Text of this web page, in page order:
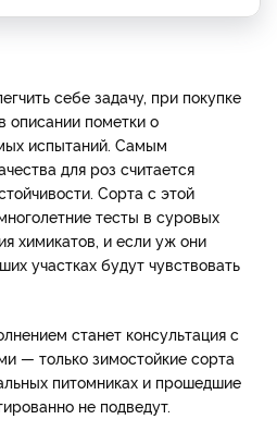
себе задачу, при покупке
описании пометки о
испытаний. Самым
для роз считается
Сорта с этой
тесты в суровых
химикатов, и если уж они
участках будут чувствовать
станет консультация с
— только зимостойкие сорта
питомниках и прошедшие
не подведут.